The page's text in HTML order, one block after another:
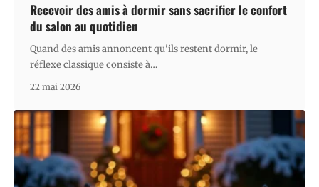
Recevoir des amis à dormir sans sacrifier le confort
du salon au quotidien
Quand des amis annoncent qu'ils restent dormir, le
réflexe classique consiste à…
22 mai 2026